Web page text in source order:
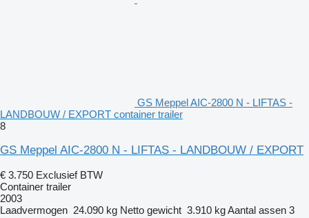
GS Meppel AIC-2800 N - LIFTAS -
LANDBOUW / EXPORT container trailer
8
GS Meppel AIC-2800 N - LIFTAS - LANDBOUW / EXPORT
€ 3.750 Exclusief BTW
Container trailer
2003
Laadvermogen 24.090 kg Netto gewicht 3.910 kgAantal assen 3